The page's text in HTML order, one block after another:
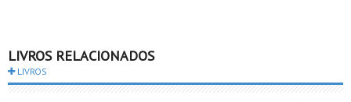
LIVROS RELACIONADOS
LIVROS